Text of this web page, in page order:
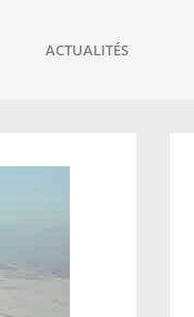
ACTUALITÉS